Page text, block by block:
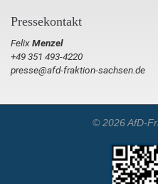
Pressekontakt
FelixMenzel
+49 351 493-4220
presse@afd-fraktion-sachsen.de
© 2026 AfD-